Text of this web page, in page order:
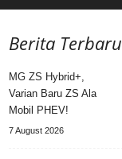
Berita Terbaru
MG ZS Hybrid+,
Varian Baru ZS Ala
Mobil PHEV!
7 August 2026